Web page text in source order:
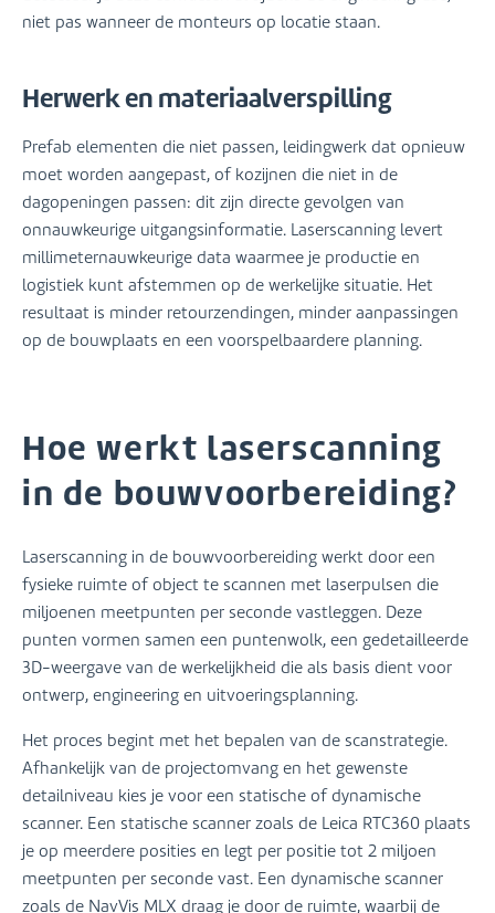
niet pas wanneer de monteurs op locatie staan.
Herwerk en materiaalverspilling
Prefab elementen die niet passen, leidingwerk dat opnieuw
moet worden aangepast, of kozijnen die niet in de
dagopeningen passen: dit zijn directe gevolgen van
onnauwkeurige uitgangsinformatie. Laserscanning levert
millimeternauwkeurige data waarmee je productie en
logistiek kunt afstemmen op de werkelijke situatie. Het
resultaat is minder retourzendingen, minder aanpassingen
op de bouwplaats en een voorspelbaardere planning.
Hoe werkt laserscanning
in de bouwvoorbereiding?
Laserscanning in de bouwvoorbereiding werkt door een
fysieke ruimte of object te scannen met laserpulsen die
miljoenen meetpunten per seconde vastleggen. Deze
punten vormen samen een puntenwolk, een gedetailleerde
3D-weergave van de werkelijkheid die als basis dient voor
ontwerp, engineering en uitvoeringsplanning.
Het proces begint met het bepalen van de scanstrategie.
Afhankelijk van de projectomvang en het gewenste
detailniveau kies je voor een statische of dynamische
scanner. Een statische scanner zoals de Leica RTC360 plaats
je op meerdere posities en legt per positie tot 2 miljoen
meetpunten per seconde vast. Een dynamische scanner
zoals de NavVis MLX draag je door de ruimte, waarbij de